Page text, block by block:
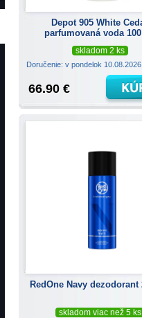
Depot 905 White
parfumovaná voda
skladom 2 ks
Doručenie: v pondelok
66.90 €
RedOne Navy dezodorant
skladom viac než 5 ks